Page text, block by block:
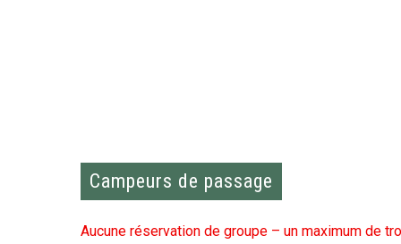
Campeurs de passage
Aucune réservation de groupe – un maximum de